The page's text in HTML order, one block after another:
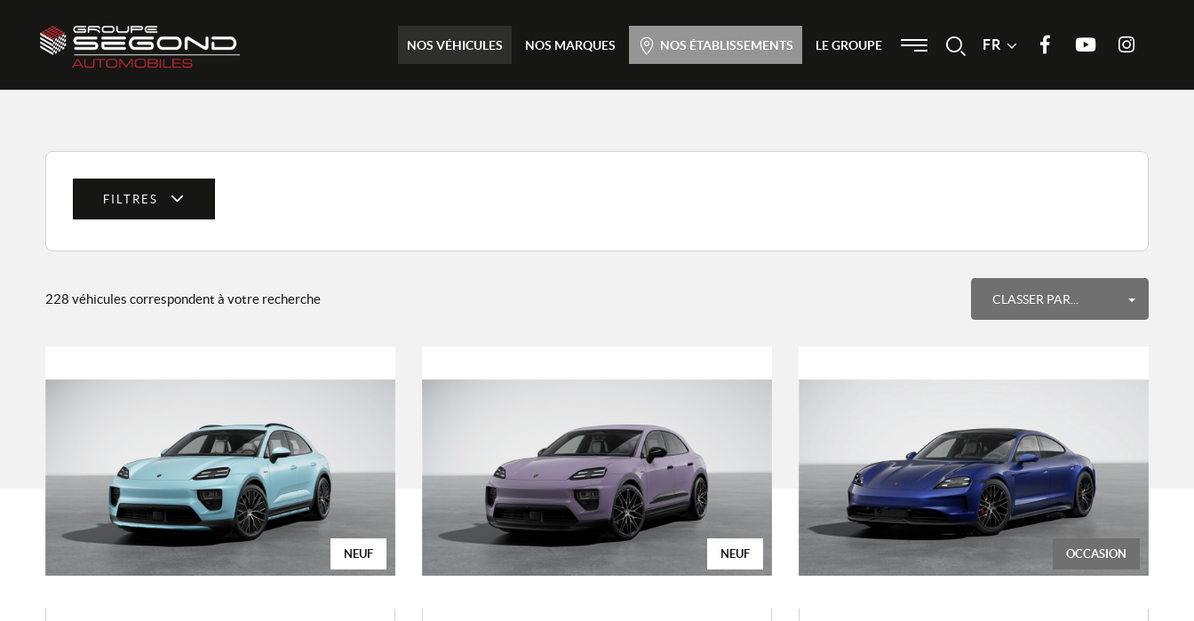
Passer
au
Menu principal
NOS VÉHICULES NOS MARQUES NOS ÉTABLISSEMENTS LE GROUPE Menu
RechercheFR
sur Instagram
FILTRES
228 véhicules correspondent à votre recherche CLASSER PAR...
NEUF NEUF OCCASION